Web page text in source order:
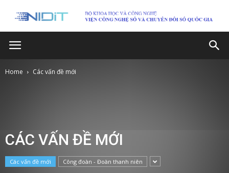
Home Các vấn đề mới
CÁC VẤN ĐỀ MỚI
Các vấn đề mới Công đoàn - Đoàn thanh niên